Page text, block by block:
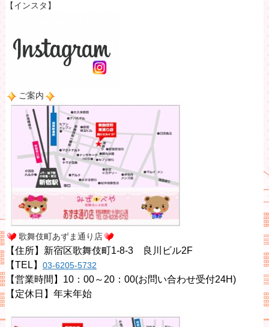
【インスタ】
ご案内
歌舞伎町あずま通り店
【住所】新宿区歌舞伎町1-8-3 良川ビル2F
【TEL】 03-6205-5732
【営業時間】10：00～20：00(お問い合わせ受付24H)
【定休日】年末年始